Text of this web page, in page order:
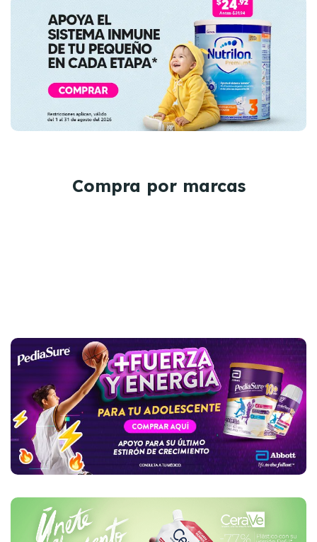
Compra por marcas